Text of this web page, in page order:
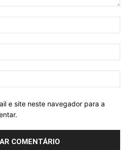
e site neste navegador para a